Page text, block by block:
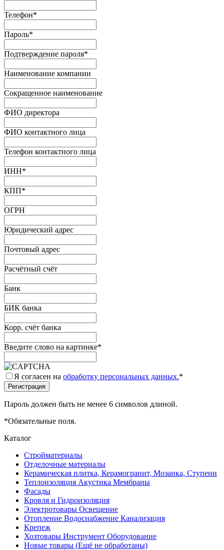
Телефон*
Пароль*
Подтверждение пароля*
Наименование компании
Сокращенное наименование
ФИО директора
ФИО контактного лица
Телефон контактного лица
ИНН*
КПП*
ОГРН
Юридический адрес
Почтовый адрес
Расчётный счёт
Банк
БИК банка
Корр. счёт банка
Введите слово на картинке*
Я согласен на обработку персональных данных.*
Пароль должен быть не менее 6 символов длиной.
*Обязательные поля.
Каталог
Стройматериалы
Отделочные материалы
Керамическая плитка, Керамогранит, Мозаика, Ступени
Теплоизоляция Акустика Мембраны
Фасады
Кровля и Гидроизоляция
Электротовары Освещение
Отопление Водоснабжение Канализация
Крепеж
Хозтовары Инструмент Оборудование
Новые товары (Ещё не обработаны)